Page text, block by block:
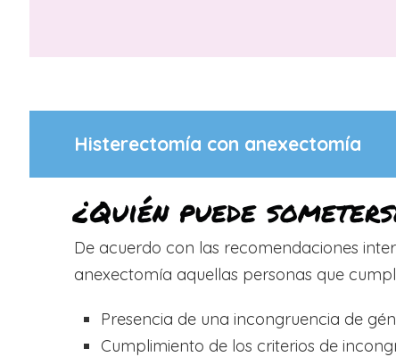
Histerectomía con anexectomía
¿Quién puede
De acuerdo con las recomendaciones
anexectomía aquellas personas que
Presencia de una incongruencia de
Cumplimiento de los criterios de